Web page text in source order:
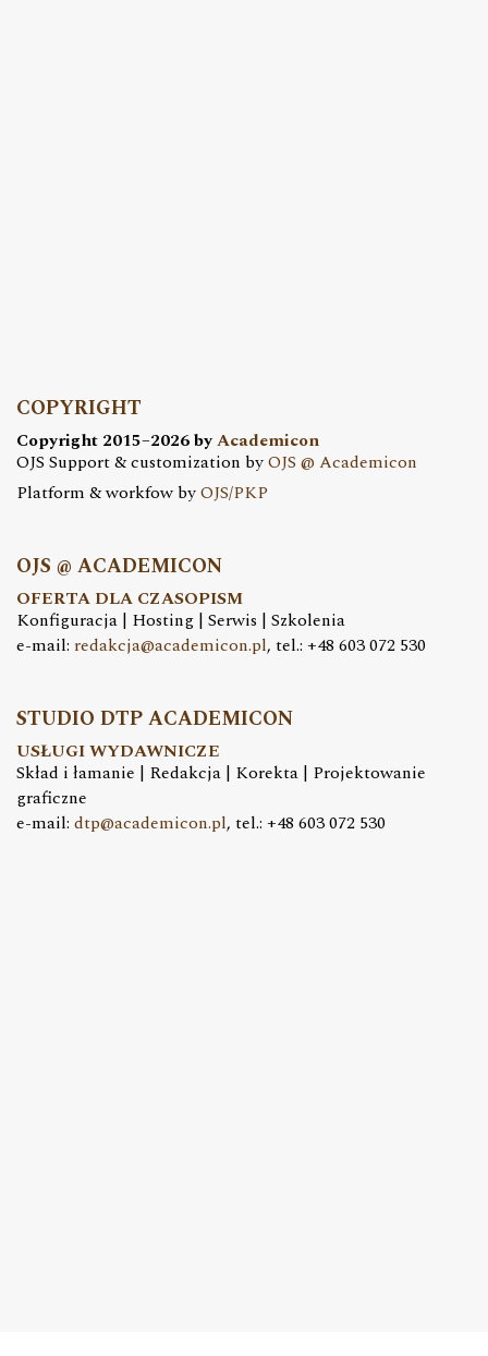
COPYRIGHT
Copyright 2015–2026 byAcademicon
OJS Support & customization byOJS @ Academicon
Platform & workfow byOJS/PKP
OJS @ ACADEMICON
OFERTA DLA CZASOPISM
Konfiguracja | Hosting | Serwis | Szkolenia
e-mail: redakcja@academicon.pl, tel.: +48 603 072 530
STUDIO DTP ACADEMICON
USŁUGI WYDAWNICZE
Skład i łamanie | Redakcja | Korekta | Projektowanie
graficzne
e-mail: dtp@academicon.pl, tel.: +48 603 072 530